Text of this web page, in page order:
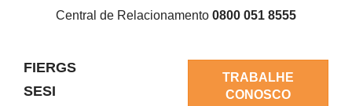
Central de Relacionamento 0800 051 8555
FIERGS
SESI
TRABALHE
CONOSCO